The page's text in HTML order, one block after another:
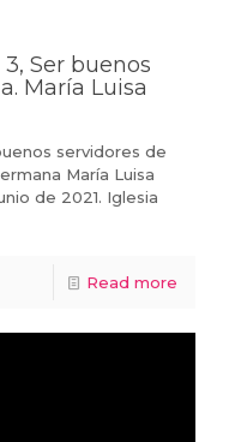
Ser buenos
María Luisa
servidores de
María Luisa
de 2021. Iglesia
Read more